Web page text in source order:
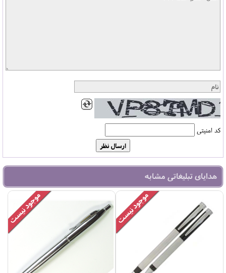
کد امنیتی
هدایای تبلیغاتی مشابه